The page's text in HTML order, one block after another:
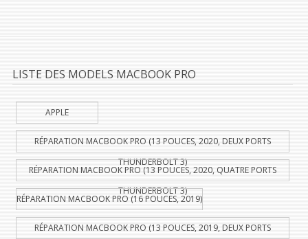
LISTE DES MODELS MACBOOK PRO
APPLE
RÉPARATION MACBOOK PRO (13 POUCES, 2020, DEUX PORTS
THUNDERBOLT 3)
RÉPARATION MACBOOK PRO (13 POUCES, 2020, QUATRE PORTS
THUNDERBOLT 3)
RÉPARATION MACBOOK PRO (16 POUCES, 2019)
RÉPARATION MACBOOK PRO (13 POUCES, 2019, DEUX PORTS